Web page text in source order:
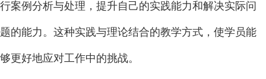
行案例分析与处理，提升自己的实践能力和解决实际问
题的能力。这种实践与理论结合的教学方式，使学员能
够更好地应对工作中的挑战。